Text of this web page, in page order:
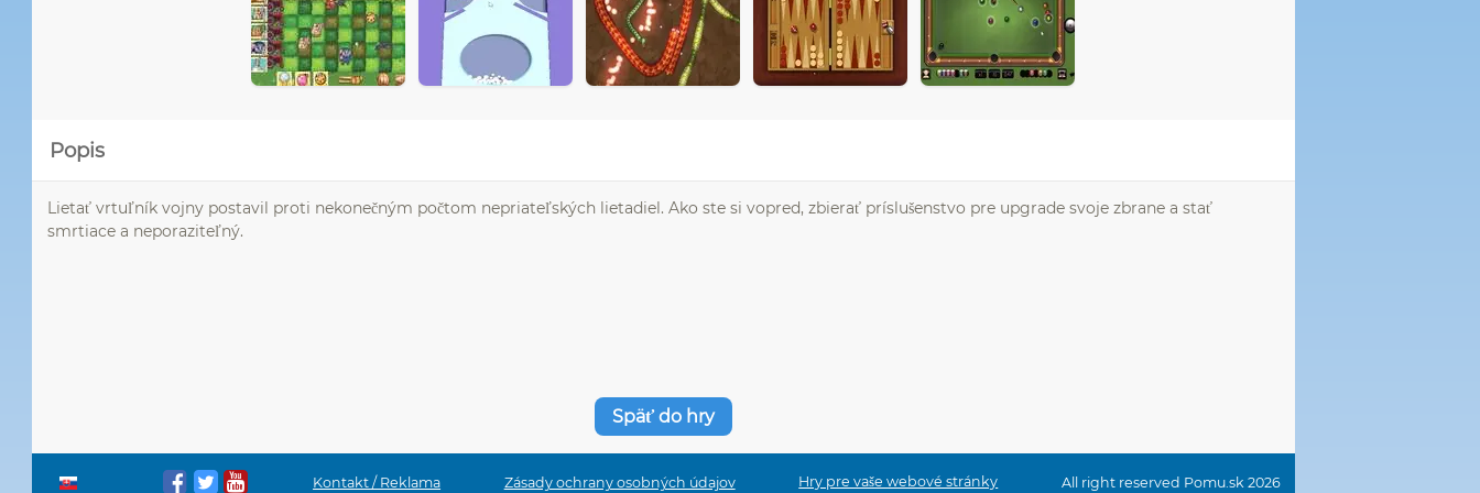
Popis
Lietať vrtuľník vojny postavil proti nekonečným počtom nepriateľských lietadiel. Ako ste si vopred, zbierať príslušenstvo pre upgrade svoje zbrane a stať
smrtiace a neporaziteľný.
Späť do hry
Kontakt / Reklama Zásady ochrany osobných údajov Hry pre vaše webové stránky All right reserved Pomu.sk 2026